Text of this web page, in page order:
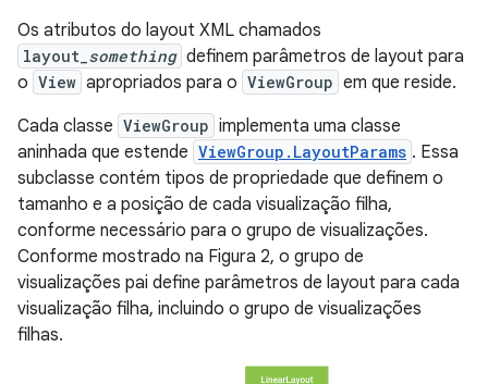
Os atributos do layout XML chamados
layout_ something definem parâmetros de layout para
o View apropriados para o ViewGroup em que reside.
Cada classe ViewGroup implementa uma classe
aninhada que estende ViewGroup.LayoutParams . Essa
subclasse contém tipos de propriedade que definem o
tamanho e a posição de cada visualização filha,
conforme necessário para o grupo de visualizações.
Conforme mostrado na Figura 2, o grupo de
visualizações pai define parâmetros de layout para cada
visualização filha, incluindo o grupo de visualizações
filhas.